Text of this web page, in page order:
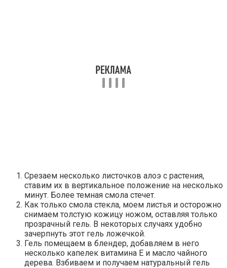
Срезаем несколько листочков алоэ с растения,
ставим их в вертикальное положение на несколько
минут. Более темная смола стечет.
Как только смола стекла, моем листья и осторожно
снимаем толстую кожицу ножом, оставляя только
прозрачный гель. В некоторых случаях удобно
зачерпнуть этот гель ложечкой.
Гель помещаем в блендер, добавляем в него
несколько капелек витамина Е и масло чайного
дерева. Взбиваем и получаем натуральный гель